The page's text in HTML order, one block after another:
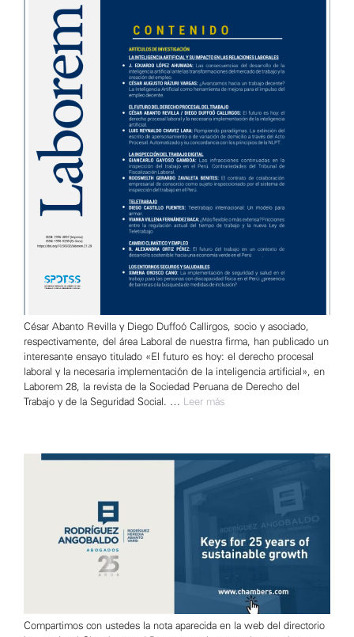
César Abanto Revilla y Diego Duffoó Callirgos, socio y asociado,
respectivamente, del área Laboral de nuestra firma, han publicado un
interesante ensayo titulado «El futuro es hoy: el derecho procesal
laboral y la necesaria implementación de la inteligencia artificial», en
Laborem 28, la revista de la Sociedad Peruana de Derecho del
Trabajo y de la Seguridad Social. …
Leer más
Compartimos con ustedes la nota aparecida en la web del directorio